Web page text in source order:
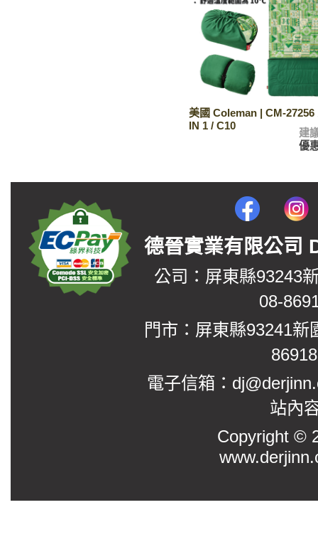
美國 Coleman | CM-27256
IN 1 / C10
建
優
德晉實業有限公
公司：屏東縣93243
08-
門市：屏東縣93241
電子信箱：
站內
Copyright ©